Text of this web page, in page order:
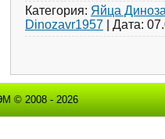
Категория: Яйца
Dinozavr1957
Дата:
© 2008 - 2026